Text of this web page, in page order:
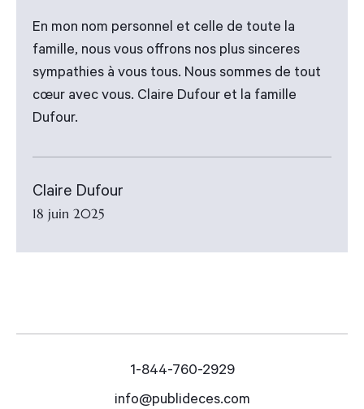
En mon nom personnel et celle de toute la
famille, nous vous offrons nos plus sinceres
sympathies à vous tous. Nous sommes de tout
cœur avec vous. Claire Dufour et la famille
Dufour.
Claire Dufour
18 juin 2025
1-844-760-2929
info@publideces.com